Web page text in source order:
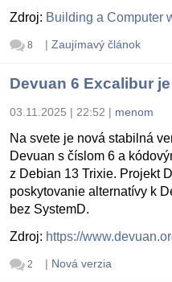
Zdroj: Building a Computer
8 | Zaujímavý článok
Devuan 6 Excalibur
03.11.2025 | 22:52 | menom
Na svete je nová stabilná
Devuan s číslom 6 a
z Debian 13 Trixie. Projekt
poskytovanie alternatívy k
bez SystemD.
Zdroj: https://
2 | Nová verzia